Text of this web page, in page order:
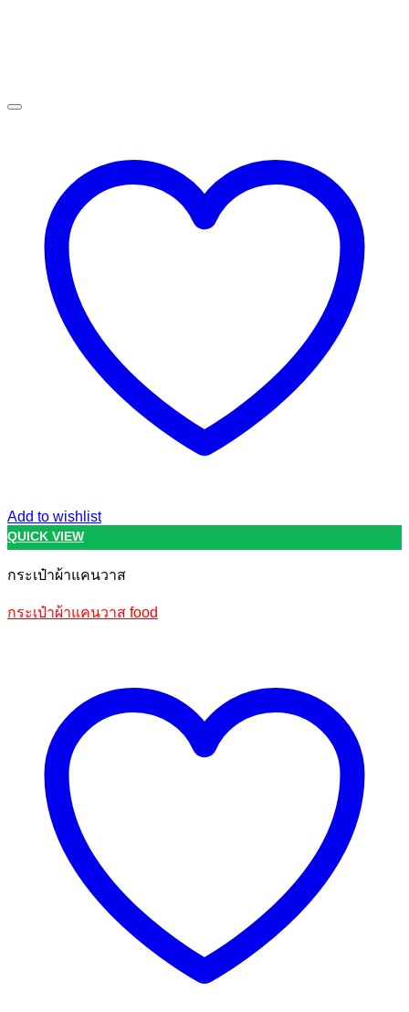
Add to wishlist
QUICK VIEW
กระเป๋าผ้าแคนวาส
กระเป๋าผ้าแคนวาส food